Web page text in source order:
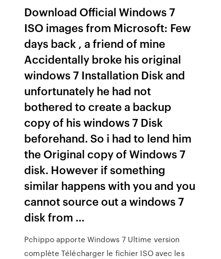
Download Official Windows 7
ISO images from Microsoft: Few
days back , a friend of mine
Accidentally broke his original
windows 7 Installation Disk and
unfortunately he had not
bothered to create a backup
copy of his windows 7 Disk
beforehand. So i had to lend him
the Original copy of Windows 7
disk. However if something
similar happens with you and you
cannot source out a windows 7
disk from ...
Pchippo apporte Windows 7 Ultime version
complète Télécharger le fichier ISO avec les